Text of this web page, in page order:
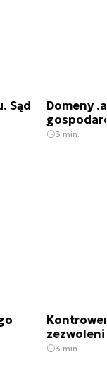
Sąd
Domeny
3 min.
3 min.